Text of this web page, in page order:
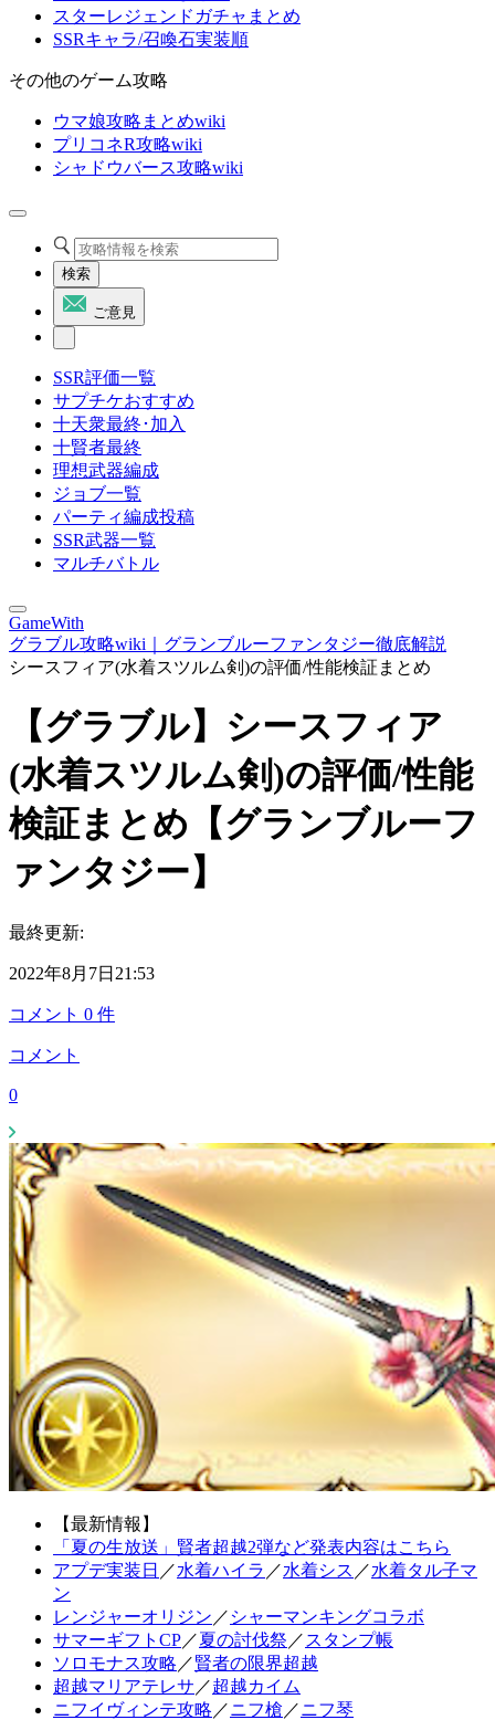
スターレジェンドガチャまとめ
SSRキャラ/召喚石実装順
その他のゲーム攻略
ウマ娘攻略まとめwiki
プリコネR攻略wiki
シャドウバース攻略wiki
検索
ご意見
SSR評価一覧
サプチケおすすめ
十天衆最終･加入
十賢者最終
理想武器編成
ジョブ一覧
パーティ編成投稿
SSR武器一覧
マルチバトル
GameWith
グラブル攻略wiki｜グランブルーファンタジー徹底解説
シースフィア(水着スツルム剣)の評価/性能検証まとめ
【グラブル】シースフィア
(水着スツルム剣)の評価/性能
検証まとめ【グランブルーフ
ァンタジー】
最終更新:
2022年8月7日21:53
コメント 0 件
コメント
0
【最新情報】
「夏の生放送」賢者超越2弾など発表内容はこちら
アプデ実装日 ／水着ハイラ ／水着シス ／水着タル子マ
ン
レンジャーオリジン ／ シャーマンキングコラボ
サマーギフトCP／夏の討伐祭 ／ スタンプ帳
ソロモナス攻略 ／賢者の限界超越
超越マリアテレサ ／超越カイム
ニフイヴィンテ攻略 ／ニフ槍 ／ニフ琴